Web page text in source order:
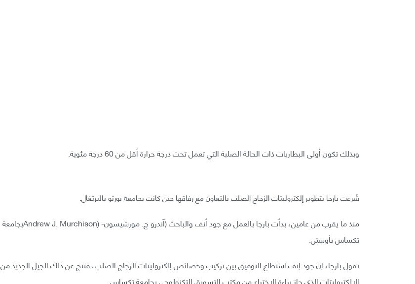
وبذلك تكون أولى البطاريات ذات الحالة الصلبة التي تعمل تحت درجة حرارة أقل من 60 درجة مئوية.
شَرعت بارجا بتطوير إلكتروليتات الزجاج الصلب بالتعاون مع رفاقها حين كانت بجامعة بورتو بالبرتغال.
منذ ما يقرب من عامين، بدأت بارجا بالعمل مع جود أنف والباحث (آندرو ج. مورشيسون- (Andrew J. Murchisonبجامعة
تكساس بأوستن.
تقول بارجا، إن جود إنف استطاع التوفيق بين تركيب وخصائص إلكتروليتات الزجاج الصلب، فنتج عن ذلك الجيل الجديد من
الإلكتروليتات الذي حاز براءة الاختراع من مكتب التسويق التكنولوجي بجامعة تكساس.